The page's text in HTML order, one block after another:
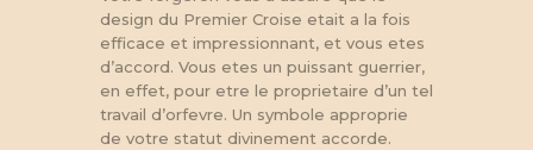
design du Premier Croise etait a la fois
efficace et impressionnant, et vous etes
d’accord. Vous etes un puissant guerrier,
en effet, pour etre le proprietaire d’un tel
travail d’orfevre. Un symbole approprie
de votre statut divinement accorde.